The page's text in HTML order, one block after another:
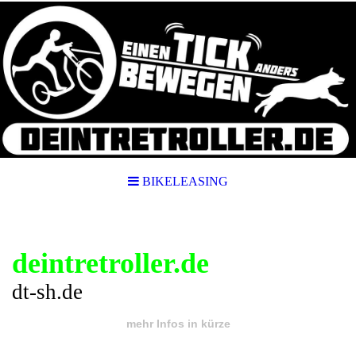
BIKELEASING
deintretroller.de
dt-sh.de
mehr Infos in kürze